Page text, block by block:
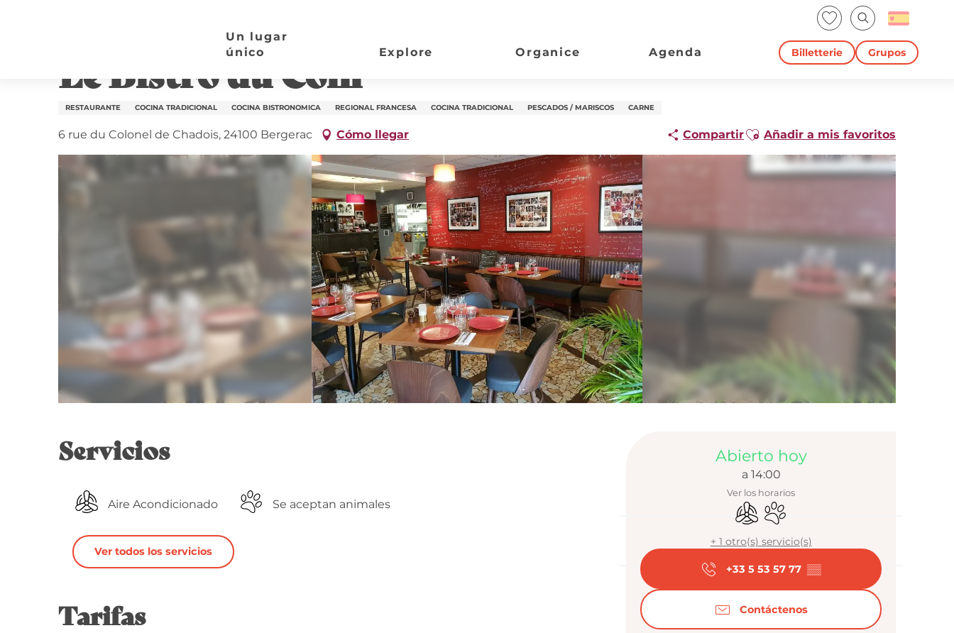
Voir les favoris
Buscar
Billetterie Grupos
Un lugar
único
Explore Organice Agenda
Le Bistro du Coin
RESTAURANTE COCINA TRADICIONAL COCINA BISTRONOMICA REGIONAL FRANCESA COCINA TRADICIONAL PESCADOS / MARISCOS CARNE
6 rue du Colonel de Chadois, 24100 Bergerac Cómo llegar CompartirAjouter aux favoris
Añadir a mis favoritos
Horarios y
Abierto hoy
a 14:00
Ver los horarios
Aire Acondicionado
Se aceptan animales
+ 1 otro(s) servicio(s)
+33 5 53 57 77 ▒▒
Contáctenos
Servicios
Aire Acondicionado Se aceptan animales
Ver todos los servicios
Tarifas